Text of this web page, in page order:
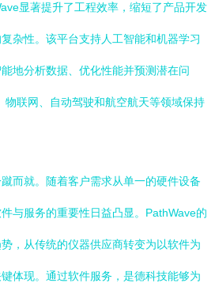
显著提升了工程效率，缩短了产品开发
杂性。该平台支持人工智能和机器学习
地分析数据、优化性能并预测潜在问
物联网、自动驾驶和航空航天等领域保持
而就。随着客户需求从单一的硬件设备
与服务的重要性日益凸显。PathWave的
，从传统的仪器供应商转变为以软件为
体现。通过软件服务，是德科技能够为